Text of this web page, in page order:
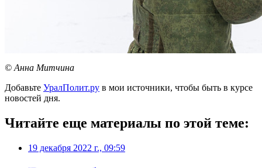
© Анна Митчина
Добавьте УралПолит.ру в мои источники, чтобы быть в курсе
новостей дня.
Читайте еще материалы по этой теме:
19 декабря 2022 г., 09:59